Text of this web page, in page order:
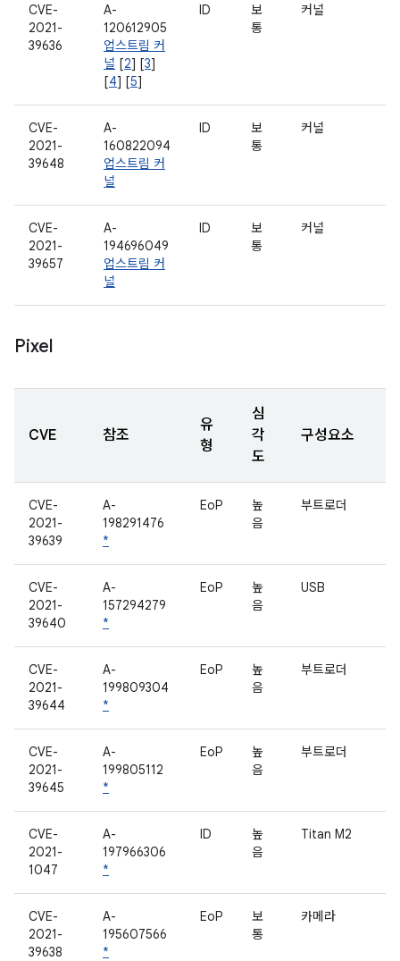
CVE-
2021-
39636
A-
120612905
업스트림 커
널 [2] [3]
[4] [5]
ID
보
통
커널
CVE-
2021-
39648
A-
160822094
업스트림 커
널
ID
보
통
커널
CVE-
2021-
39657
A-
194696049
업스트림 커
널
ID
보
통
커널
Pixel
CVE 참조
유
형
심
각
도
구성요소
CVE-
2021-
39639
A-
198291476
*
EoP
높
음
부트로더
CVE-
2021-
39640
A-
157294279
*
EoP
높
음
USB
CVE-
2021-
39644
A-
199809304
*
EoP
높
음
부트로더
CVE-
2021-
39645
A-
199805112
*
EoP
높
음
부트로더
CVE-
2021-
1047
A-
197966306
*
ID
높
음
Titan M2
CVE-
2021-
39638
A-
195607566
*
EoP
보
통
카메라